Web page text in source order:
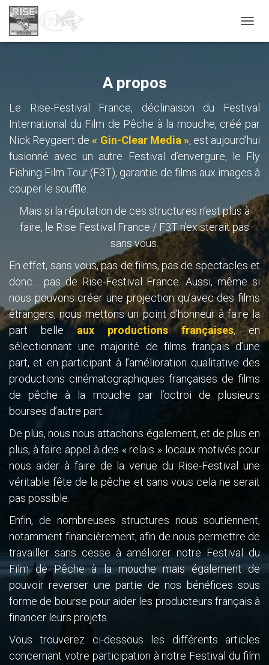
A propos
Le Rise-Festival France, déclinaison du Festival
International du Film de Pêche à la mouche, créé par
Nick Reygaert de« Gin-Clear Media », est aujourd’hui
fusionné avec un autre Festival d’envergure, le Fly
Fishing Film Tour (F3T), garantie de films aux images à
couper le souffle.
Mais si la réputation de ces structures n’est plus à
faire, le Rise Festival France / F3T n’existerait pas
sans vous.
En effet, sans vous, pas de films, pas de spectacles et
donc… pas de Rise-Festival France. Aussi, même si
nous pouvons créer une projection qu’avec des films
étrangers, nous mettons un point d’honneur à faire la
part belleaux productions françaises, en
sélectionnant une majorité de films français d’une
part, et en participant à l’amélioration qualitative des
productions cinématographiques françaises de films
de pêche à la mouche par l’octroi de plusieurs
bourses d’autre part.
De plus, nous nous attachons également, et de plus en
plus, à faire appel à des « relais » locaux motivés pour
nous aider à faire de la venue du Rise-Festival une
véritable fête de la pêche et sans vous cela ne serait
pas possible.
Enfin, de nombreuses structures nous soutiennent,
notamment financièrement, afin de nous permettre de
travailler sans cesse à améliorer notre Festival du
Film de Pêche à la mouche mais également de
pouvoir reverser une partie de nos bénéfices sous
forme de bourse pour aider les producteurs français à
financer leurs projets.
Vous trouverez ci-dessous les différents articles
concernant votre participation à notre Festival du film